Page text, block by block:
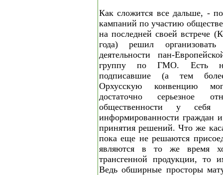
Как сложится все дальше, -
кампаний по участию
на последней своей встрече
года) решил
деятельности пан-
группу по ГМО. Есть
подписавшие (а тем
Орхусскую конвенцию
достаточно серьезное
общественности у
информированности граждан
принятия решений. Что же
пока еще не решаются
являются в то же время
трансгенной продукции, то
Ведь обширные просторы